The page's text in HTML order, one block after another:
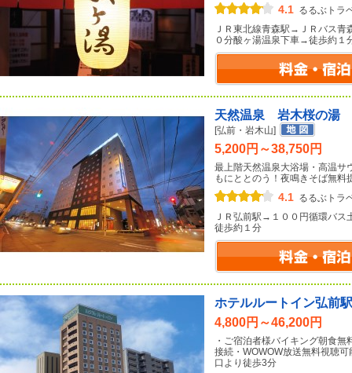
4.1 るるぶトラ
ＪＲ東北線青森駅→ＪＲバス青
０分酸ヶ湯温泉下車→徒歩約１
天然温泉 岩木桜の湯
[弘前・岩木山]
5,200円～38,750円
最上階天然温泉大浴場・高温サ
もにととのう！夜鳴きそば無料
4.1 るるぶトラ
ＪＲ弘前駅→１００円循環バ
徒歩約１分
ホテルルートイン弘前
4,800円～46,200円
・ご宿泊者様バイキング朝食
接続・WOWOW放送無料視聴
口より徒歩3分